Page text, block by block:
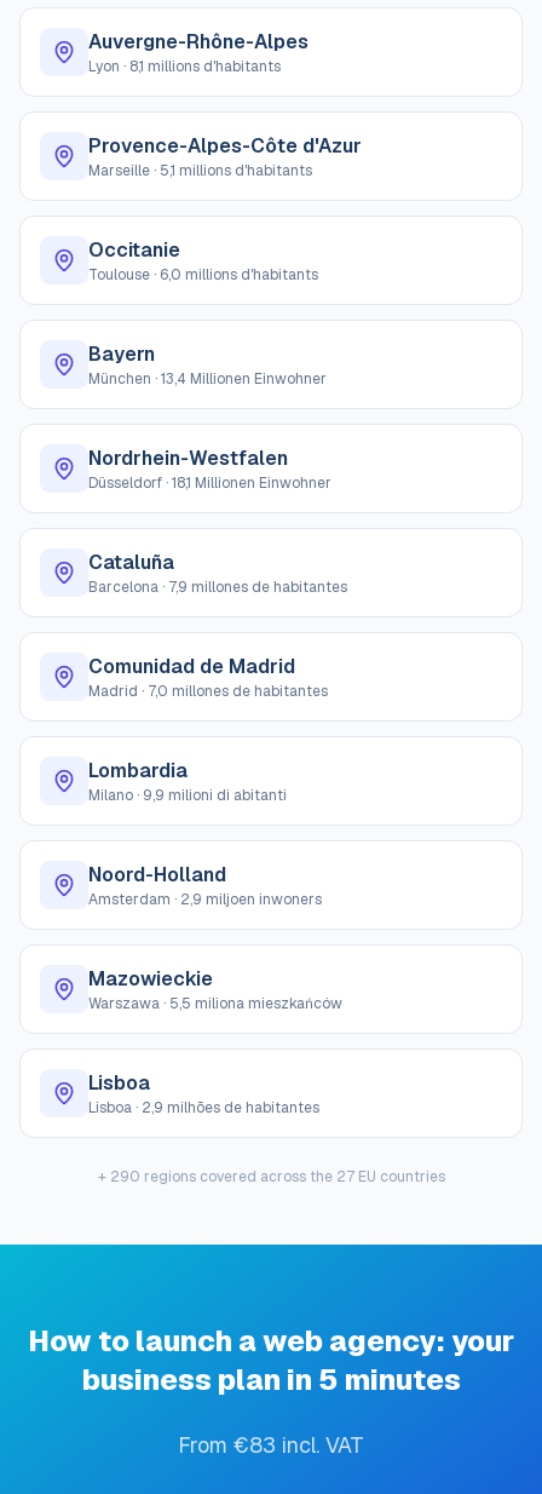
Auvergne-Rhône-Alpes
Lyon · 8,1 millions d'habitants
Provence-Alpes-Côte d'Azur
Marseille · 5,1 millions d'habitants
Occitanie
Toulouse · 6,0 millions d'habitants
Bayern
München ·13,4 Millionen Einwohner
Nordrhein-Westfalen
Düsseldorf ·18,1 Millionen Einwohner
Cataluña
Barcelona · 7,9 millones de habitantes
Comunidad de Madrid
Madrid · 7,0 millones de habitantes
Lombardia
Milano · 9,9 milioni di abitanti
Noord-Holland
Amsterdam · 2,9 miljoen inwoners
Mazowieckie
Warszawa · 5,5 miliona mieszkańców
Lisboa
Lisboa · 2,9 milhões de habitantes
+ 290 regions covered across the 27 EU countries
How to launch a web agency: your
business plan in 5 minutes
From €83 incl. VAT